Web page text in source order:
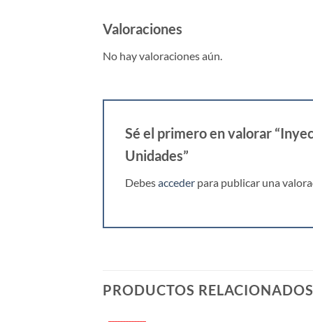
Valoraciones
No hay valoraciones aún.
Sé el primero en valorar
Unidades”
Debesacceder para publicar una
PRODUCTOS RELACIONADOS